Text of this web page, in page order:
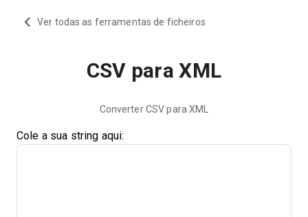
Ver todas as ferramentas de ficheiros
CSV para XML
Converter CSV para XML
Cole a sua string aqui: